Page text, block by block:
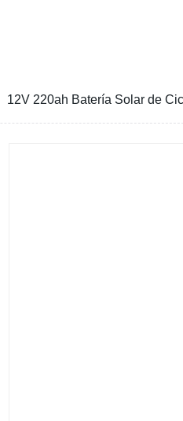
12V 220ah Batería Solar de